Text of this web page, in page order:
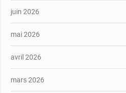
juin 2026
mai 2026
avril 2026
mars 2026